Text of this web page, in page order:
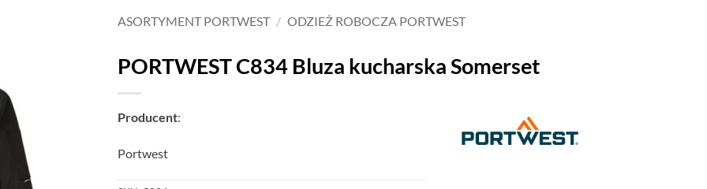
ASORTYMENT PORTWEST / ODZIEŻ ROBOCZA PORTWEST
PORTWEST C834 Bluza kucharska Somerset
Producent:
Portwest